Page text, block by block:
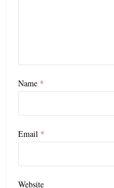
Name *
Email *
Website